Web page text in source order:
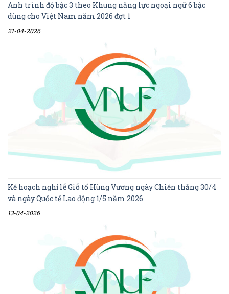
Anh trình độ bậc 3 theo Khung năng lực ngoại ngữ 6 bậc
dùng cho Việt Nam năm 2026 đợt 1
21-04-2026
Kế hoạch nghỉ lễ Giỗ tổ Hùng Vương ngày Chiến thắng 30/4
và ngày Quốc tế Lao động 1/5 năm 2026
13-04-2026